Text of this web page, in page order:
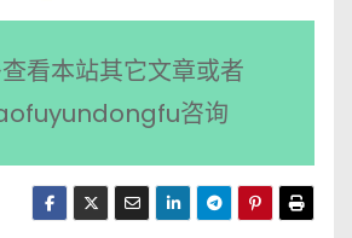
看本站其它文章或者
咨询